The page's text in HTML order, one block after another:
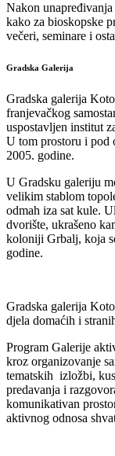
Nakon
kako za bioskopske
večeri, seminare i
Gradska Galerija
Gradska galerija
franjevačkog
uspostavljen institut
U tom prostoru i pod
2005. godine.
U Gradsku galeriju
velikim stablom
odmah iza sat kule.
dvorište, ukrašeno
koloniji Grbalj, koja
godine.
Gradska galerija
djela domaćih i
Program Galerije
kroz organizovanje
tematskih izložbi,
predavanja i
komunikativan
aktivnog odnosa